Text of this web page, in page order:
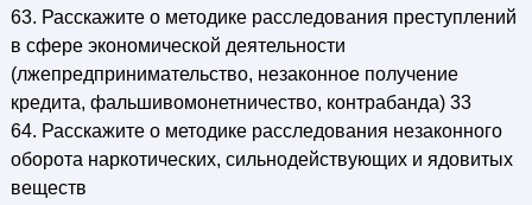
63. Расскажите о методике расследования преступлений
в сфере экономической деятельности
(лжепредпринимательство, незаконное получение
кредита, фальшивомонетничество, контрабанда) 33
64. Расскажите о методике расследования незаконного
оборота наркотических, сильнодействующих и ядовитых
веществ